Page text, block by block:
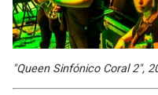
"Queen Sinfónico Coral 2",